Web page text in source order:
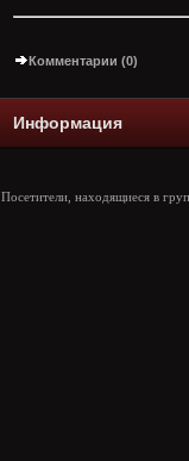
Комментарии (0)
Информация
Посетители, находящиеся в